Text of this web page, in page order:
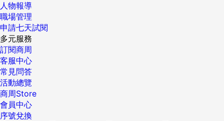
人物報導
職場管理
申請七天試閱
多元服務
訂閱商周
客服中心
常見問答
活動總覽
商周Store
會員中心
序號兌換